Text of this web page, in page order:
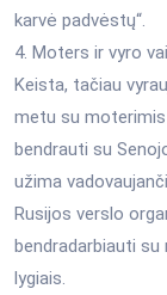
karvė padvėstų“.
4. Moters ir vyro
Keista, tačiau
metu su
bendrauti su
užima
Rusijos verslo
bendradarbiauti
lygiais.